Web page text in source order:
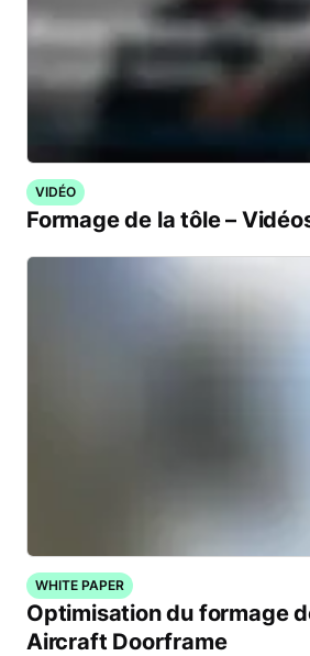
VIDÉO
Formage de la tôle –
WHITE PAPER
Optimisation du formage
Aircraft Doorframe